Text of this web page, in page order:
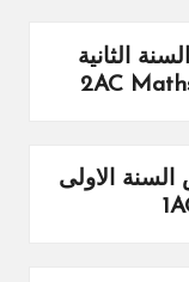
الثانية
الاولى